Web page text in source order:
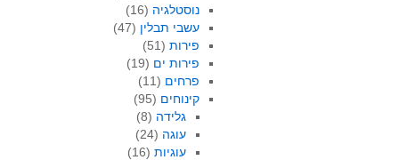
נוסטלגיה (16)
עשבי תבלין (47)
פירות(51)
פירות ים (19)
פרחים (11)
קינוחים (95)
גלידה (8)
עוגה (24)
עוגיות (16)